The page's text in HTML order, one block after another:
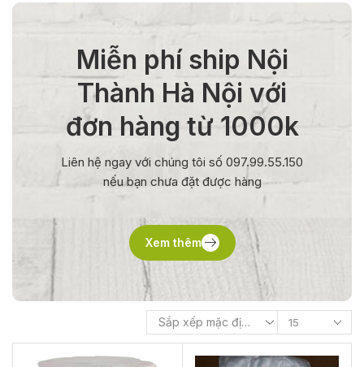
Miễn phí ship Nội
Thành Hà Nội với
đơn hàng từ 1000k
Liên hệ ngay với chúng tôi số 097.99.55.150
nếu bạn chưa đặt được hàng
Xem thêm